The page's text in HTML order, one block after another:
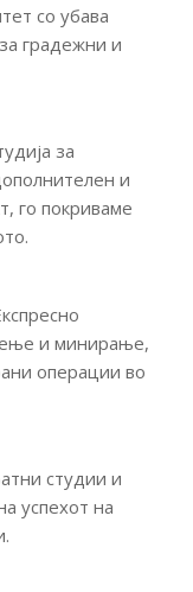
со убава
градежни и
за
и
го покриваме
и минирање,
операции во
студии и
успехот на